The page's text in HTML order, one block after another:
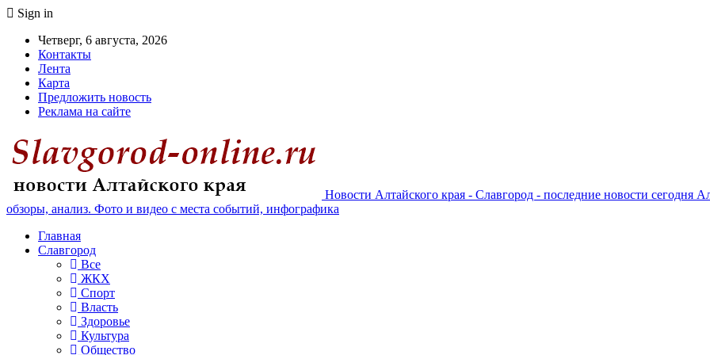
Sign in
Четверг, 6 августа, 2026
Контакты
Лента
Карта
Предложить новость
Реклама на сайте
Новости Алтайского края - Славгород - последние новости сегодня
обзоры, анализ. Фото и видео с места событий, инфографика
Главная
Славгород
Все
ЖКХ
Спорт
Власть
Здоровье
Культура
Общество